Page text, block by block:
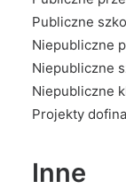
Publiczne
Niepubliczne
Niepubliczne
Niepubliczne
Projekty
Inne